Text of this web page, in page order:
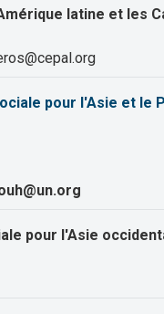
latine et les
pour l'Asie et le
pour l'Asie